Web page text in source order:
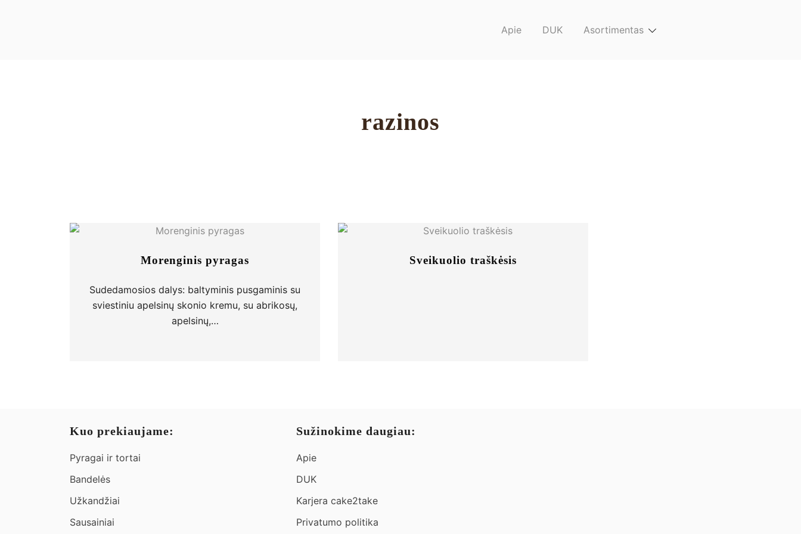
Apie DUK Asortimentas
razinos
Morenginis pyragas
Sudedamosios dalys: baltyminis pusgaminis su
sviestiniu apelsinų skonio kremu, su abrikosų,
apelsinų,…
Sveikuolio traškėsis
Kuo prekiaujame:
Pyragai ir tortai
Bandelės
Užkandžiai​
Sausainiai
Sužinokime daugiau:
Apie
DUK
Karjera cake2take
Privatumo politika